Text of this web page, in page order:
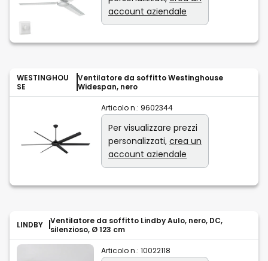
account aziendale
WESTINGHOU
SE
Ventilatore da soffitto Westinghouse
Widespan, nero
Articolo n.: 9602344
Per visualizzare prezzi
personalizzati, crea un
account aziendale
LINDBY
Ventilatore da soffitto Lindby Aulo, nero, DC,
silenzioso, Ø 123 cm
Articolo n.: 10022118